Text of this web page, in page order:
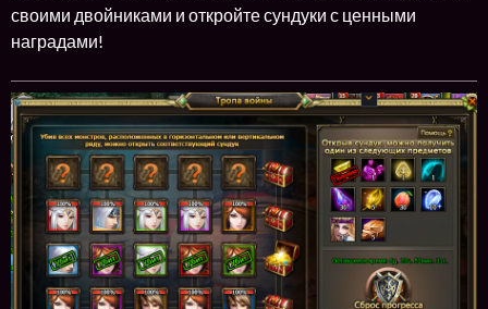
своими двойниками и откройте сундуки с ценными
наградами!